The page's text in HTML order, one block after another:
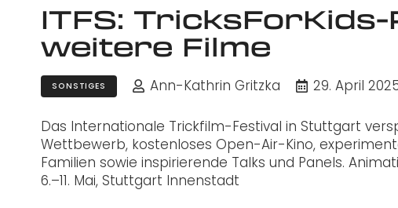
ITFS:
weitere Filme
SONSTIGES Ann-Kathrin Gritzka 29. April
Das Internationale Trickfilm-Festival in Stuttgart
Wettbewerb, kostenloses Open-Air-Kino,
Familien sowie inspirierende Talks und Panels.
6.–11. Mai, Stuttgart Innenstadt